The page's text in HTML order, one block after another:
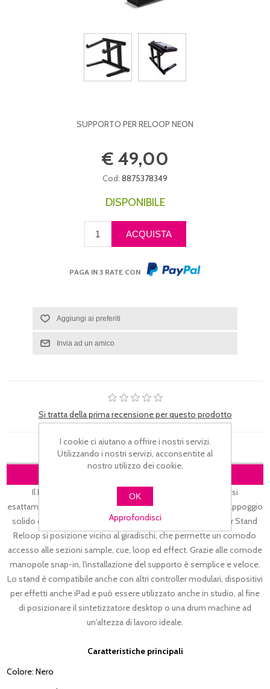
SUPPORTO PER RELOOP NEON
€ 49,00
Cod: 8875378349
DISPONIBILE
PAGA IN 3 RATE CON
Si tratta della prima recensione per questo prodotto
Il Reloop Modular Stand è stato progettato per adattarsi
esattamente al pad controller Reloop Neon, garantendo un appoggio
solido con un'altezza di lavoro ideale. Idealmente, il Modular Stand
Reloop si posizione vicino al giradischi, che permette un comodo
accesso alle sezioni sample, cue, loop ed effect. Grazie alle comode
manopole snap-in, l'installazione del supporto è semplice e veloce.
Lo stand è compatibile anche con altri controller modulari, dispositivi
per effetti anche iPad e può essere utilizzato anche in studio, al fine
di posizionare il sintetizzatore desktop o una drum machine ad
un'altezza di lavoro ideale.
Caratteristiche principali
Colore: Nero
I cookie ci aiutano a offrire i nostri servizi.
Utilizzando i nostri servizi, acconsentite al
nostro utilizzo dei cookie.
OK
Approfondisci